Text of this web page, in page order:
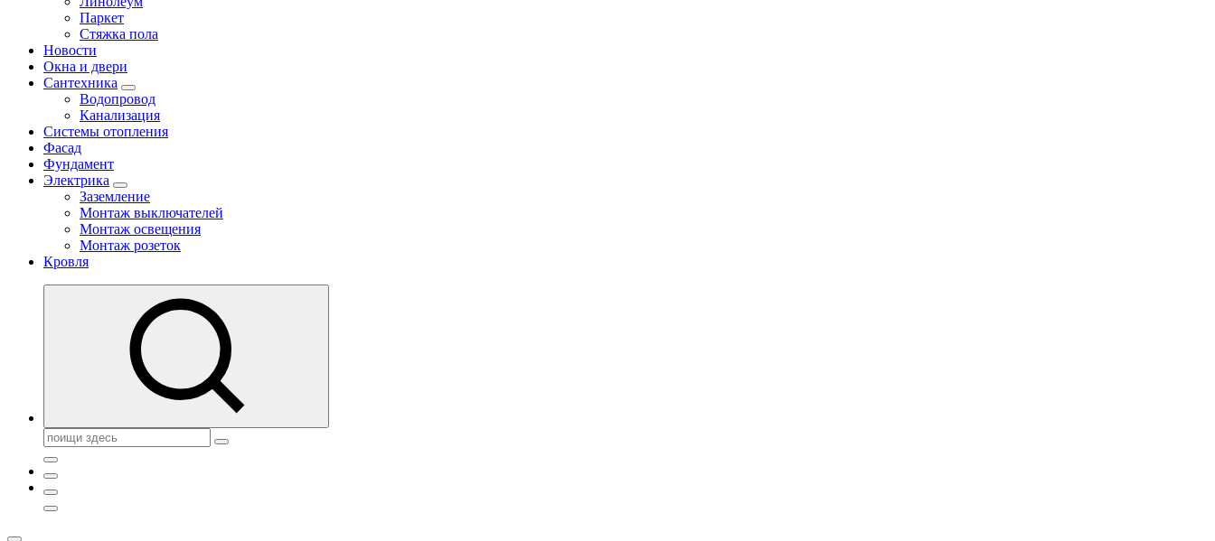
Паркет
Стяжка пола
Новости
Окна и двери
Сантехника
Водопровод
Канализация
Системы отопления
Фасад
Фундамент
Электрика
Заземление
Монтаж выключателей
Монтаж освещения
Монтаж розеток
Кровля
Поиск: